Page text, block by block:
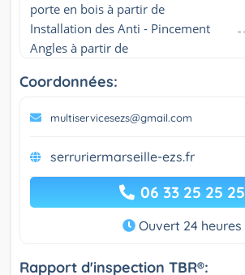
porte en bois à partir de
Installation des Anti - Pincement
Angles à partir de
Coordonnées:
multiservicesezs@gmail.com
serruriermarseille-ezs.fr
06 33 25 25 25
Ouvert 24 heures
Rapport d'inspection TBR®: